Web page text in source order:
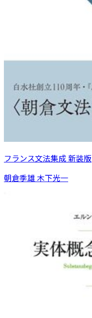
フランス文法集成 新装版
朝倉季雄 木下光一